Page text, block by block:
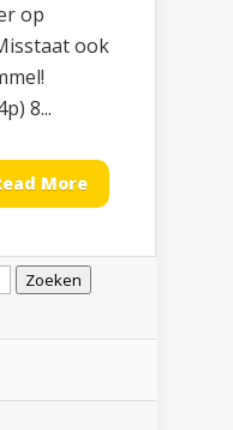
op
ook
8...
More